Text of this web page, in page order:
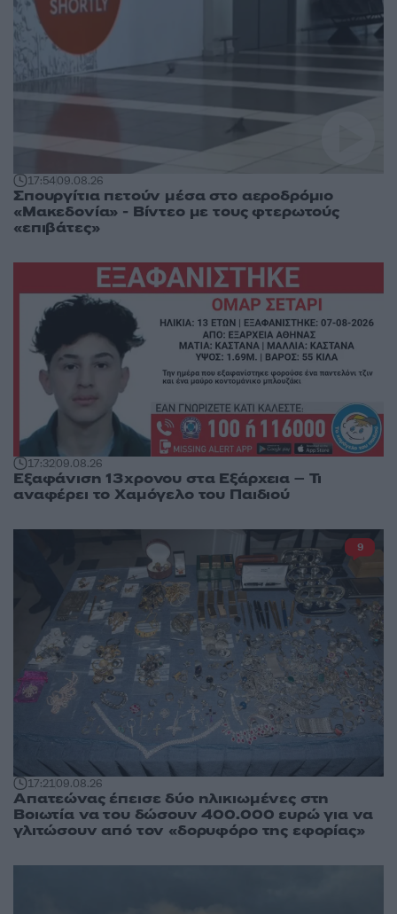
17:5409.08.26
Σπουργίτια πετούν μέσα στο αεροδρόμιο
«Μακεδονία» - Βίντεο με τους φτερωτούς
«επιβάτες»
17:3209.08.26
Εξαφάνιση 13χρονου στα Εξάρχεια – Τι
αναφέρει το Χαμόγελο του Παιδιού
17:2109.08.26
Απατεώνας έπεισε δύο ηλικιωμένες στη
Βοιωτία να του δώσουν 400.000 ευρώ για να
γλιτώσουν από τον «δορυφόρο της εφορίας»
9